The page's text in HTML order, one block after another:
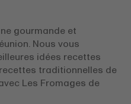
gourmande et
Nous vous
idées recettes
traditionnelles de
Les Fromages de